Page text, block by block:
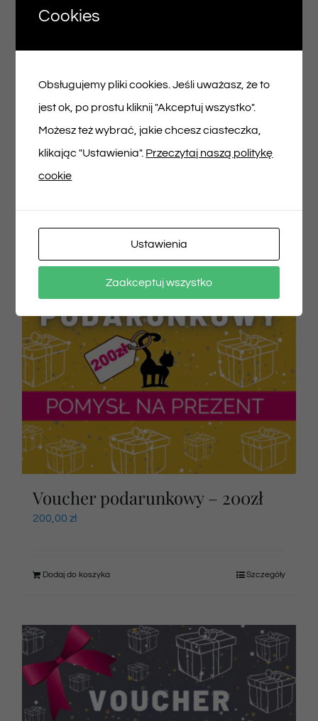
150,00zł
Dodaj do koszyka Szczegóły
Voucher podarunkowy – 200zł
200,00 zł
Dodaj do koszyka Szczegóły
Cookies
Obsługujemy pliki cookies. Jeśli uważasz, że to
jest ok, po prostu kliknij "Akceptuj wszystko".
Możesz też wybrać, jakie chcesz ciasteczka,
klikając "Ustawienia". Przeczytaj naszą politykę
cookie
Ustawienia
Zaakceptuj wszystko